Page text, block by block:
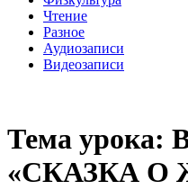
Чтение
Разное
Аудиозаписи
Видеозаписи
Тема
«СКАЗКА О